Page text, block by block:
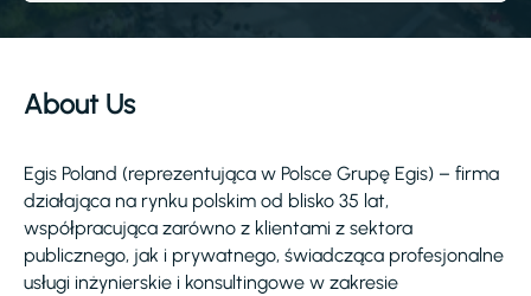
About Us
Egis Poland (reprezentująca w Polsce Grupę Egis) – firma
działająca na rynku polskim od blisko 35 lat,
współpracująca zarówno z klientami z sektora
publicznego, jak i prywatnego, świadcząca profesjonalne
usługi inżynierskie i konsultingowe w zakresie